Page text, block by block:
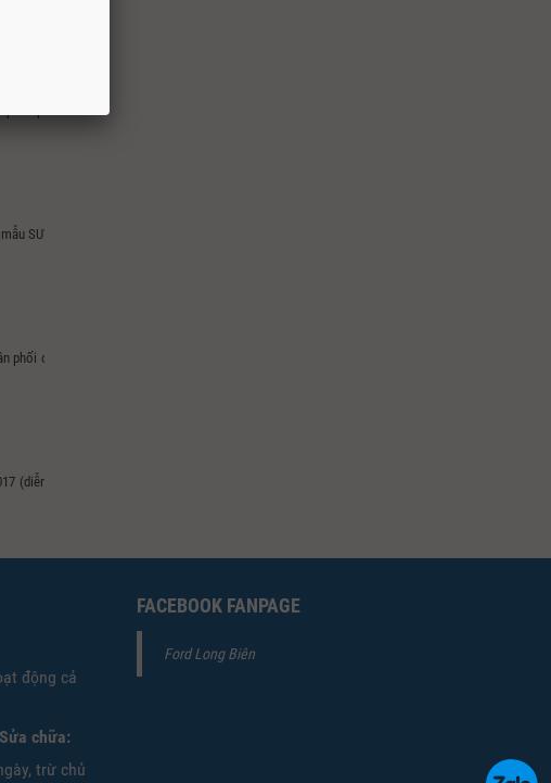
phối
SUV 7
phối các
(diễn ra
động cả
chữa:
trừ chủ
FACEBOOK FANPAGE
Ford Long Biên